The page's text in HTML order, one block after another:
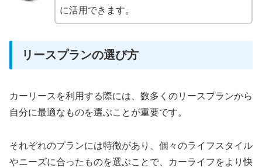
に活用できます。
リースプランの選び方
カーリースを利用する際には、数多くのリースプランから
自分に最適なものを選ぶことが重要です。
それぞれのプランには特徴があり、個々のライフスタイル
やニーズに合ったものを選ぶことで、カーライフをより快